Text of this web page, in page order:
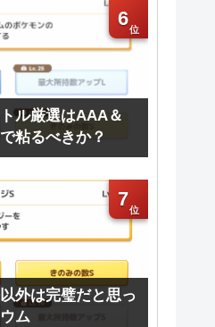
6
ル厳選はAAA＆
粘るべきか？
7
外は完璧だと思っ
ム